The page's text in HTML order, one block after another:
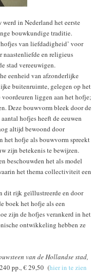
in Nederland het eerste
bouwkundige traditie.
van liefdadigheid’ voor
naastenliefde en religieus
stad vereeuwigen.
eenheid van afzonderlijke
buitenruimte, gelegen op het
liggen aan het hofje;
Deze bouwvorm bleek door de
hofjes heeft de eeuwen
altijd bewoond door
het hofje als bouwvorm spreekt
zijn betekenis te bewijzen.
beschouwden het als model
het thema collectiviteit een
dit rijk geïllustreerde en door
boek het hofje als een
zijn de hofjes verankerd in het
ontwikkeling hebben ze
van de Hollandse stad,
pp., € 29,50 (hier in te zien